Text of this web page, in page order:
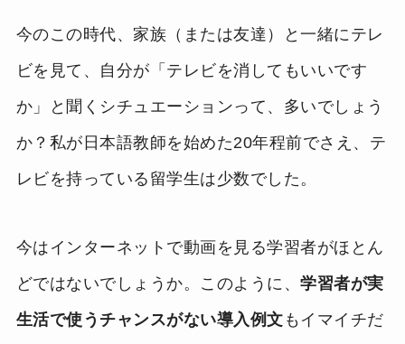
今のこの時代、家族（または友達）と一緒にテレ
ビを見て、自分が「テレビを消してもいいです
か」と聞くシチュエーションって、多いでしょう
か？私が日本語教師を始めた20年程前でさえ、テ
レビを持っている留学生は少数でした。
今はインターネットで動画を見る学習者がほとん
どではないでしょうか。このように、学習者が実
生活で使うチャンスがない導入例文 もイマイチだ